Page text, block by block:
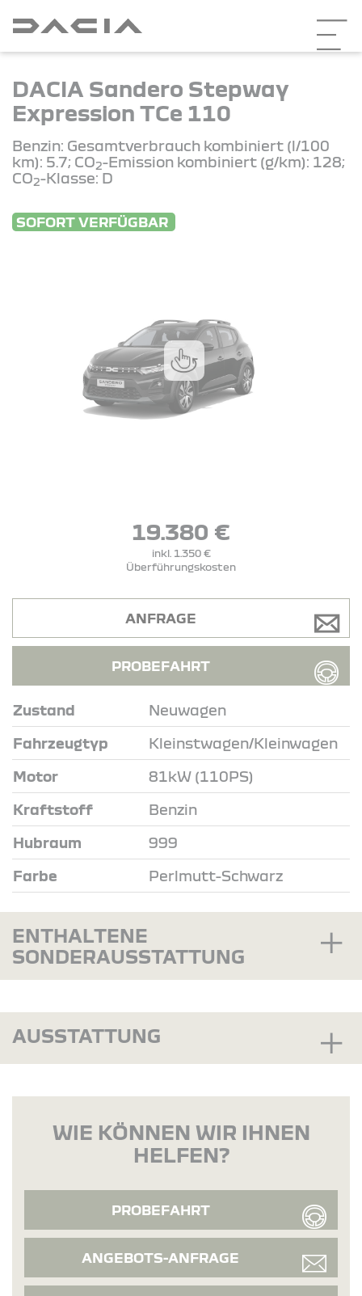
DACIA Sandero Stepway
Expression TCe 110
Benzin: Gesamtverbrauch kombiniert (l/100
km): 5.7; CO2-Emission kombiniert (g/km): 128;
CO2-Klasse: D
SOFORT VERFÜGBAR
19.380 €
inkl. 1.350 €
Überführungskosten
Zustand Neuwagen
Fahrzeugtyp Kleinstwagen/Kleinwagen
Motor 81kW (110PS)
Kraftstoff Benzin
Hubraum 999
Farbe Perlmutt-Schwarz
ANFRAGE
PROBEFAHRT
ENTHALTENE
SONDERAUSSTATTUNG
AUSSTATTUNG
WIE KÖNNEN WIR IHNEN
HELFEN?
PROBEFAHRT
ANGEBOTS-ANFRAGE